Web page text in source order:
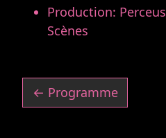
Production:
Scènes
← Programme